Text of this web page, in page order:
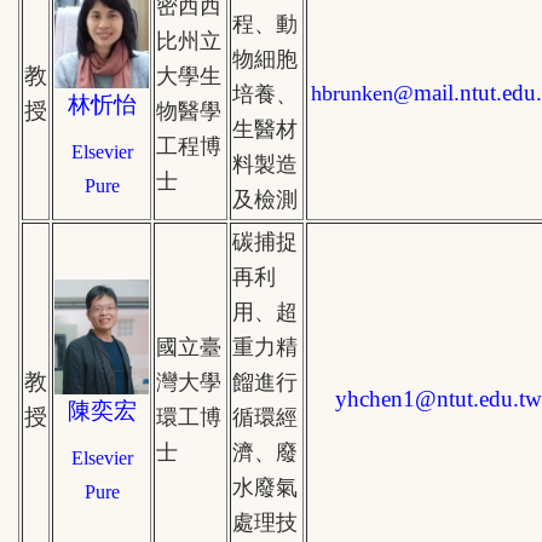
教
授
林忻怡
Elsevier
Pure
密西西
比州立
大學生
物醫學
工程博
士
程、動
物細胞
培養、
生醫材
料製造
及檢測
hbrunken@mail.
教
授
陳奕宏
Elsevier
Pure
國立臺
灣大學
環工博
士
碳捕捉
再利
用、超
重力精
餾進行
循環經
濟、廢
水廢氣
處理技
yhchen1@ntut.edu.tw